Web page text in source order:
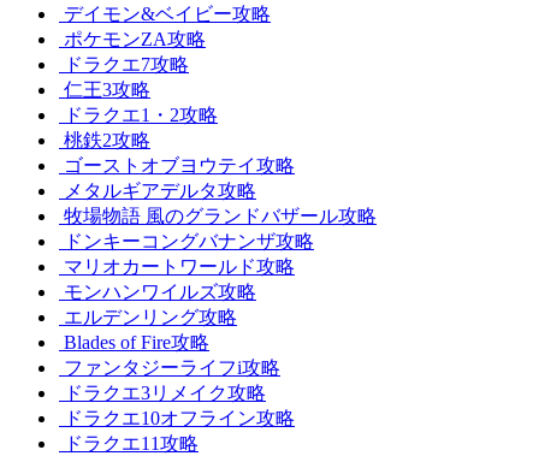
デイモン&ベイビー攻略
ポケモンZA攻略
ドラクエ7攻略
仁王3攻略
ドラクエ1・2攻略
桃鉄2攻略
ゴーストオブヨウテイ攻略
メタルギアデルタ攻略
牧場物語 風のグランドバザール攻略
ドンキーコングバナンザ攻略
マリオカートワールド攻略
モンハンワイルズ攻略
エルデンリング攻略
Blades of Fire攻略
ファンタジーライフi攻略
ドラクエ3リメイク攻略
ドラクエ10オフライン攻略
ドラクエ11攻略